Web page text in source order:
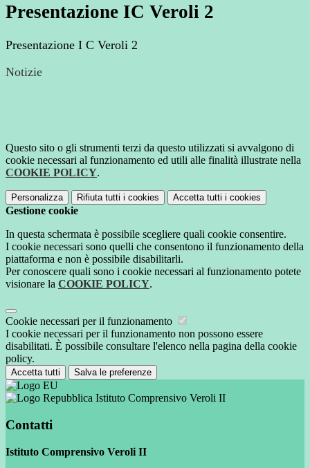
Presentazione IC Veroli 2
Presentazione I C Veroli 2
Notizie
Questo sito o gli strumenti terzi da questo utilizzati si avvalgono di
cookie necessari al funzionamento ed utili alle finalità illustrate nella
COOKIE POLICY.
Personalizza Rifiuta tutti i cookies Accetta tutti i cookies
Gestione cookie
In questa schermata è possibile scegliere quali cookie consentire.
I cookie necessari sono quelli che consentono il funzionamento della
piattaforma e non è possibile disabilitarli.
Per conoscere quali sono i cookie necessari al funzionamento potete
visionare la COOKIE POLICY.
Cookie necessari per il funzionamento
I cookie necessari per il funzionamento non possono essere
disabilitati. È possibile consultare l'elenco nella pagina della cookie
policy.
Accetta tutti Salva le preferenze
Istituto Comprensivo Veroli II
Contatti
Istituto Comprensivo Veroli II